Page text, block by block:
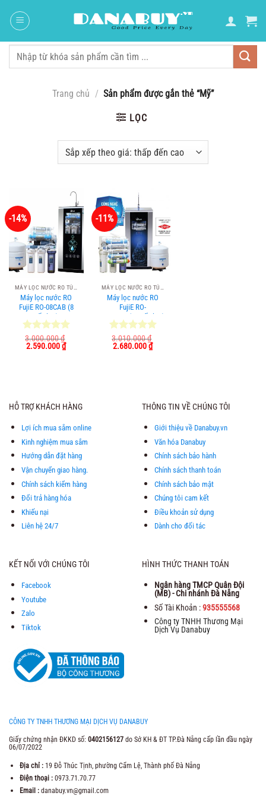
đến
dung
Tìm
Trang chủ / Sản phẩm được gắn thẻ “Mỹ”
LỌC
-14%
MÁY LỌC NƯỚC RO TỦ ĐỨNG
Máy lọc nước RO
FujiE RO-08CAB (8
cấp lọc)
Được xếp
hạng5.00
3.000.000₫
Giá
2.590.000₫Giá
hiện
-11%
MÁY LỌC NƯỚC RO TỦ ĐỨNG
Máy lọc nước RO
FujiE RO-
1000CAB(10 cấp lọc)
Được xếp
hạng5.00
3.010.000₫
Giá
2.680.000₫Giá
hiện
HỖ TRỢ KHÁCH HÀNG
Lợi ích mua sắm online
Kinh nghiệm mua sắm
Hướng dẫn đặt hàng
Vận chuyển giao hàng.
Chính sách kiểm hàng
Đổi trả hàng hóa
Khiếu nại
Liên hệ 24/7
THÔNG TIN VỀ CHÚNG TÔI
Giới thiệu về Danabuy.vn
Văn hóa Danabuy
Chính sách bảo hành
Chính sách thanh toán
Chính sách bảo mật
Chúng tôi cam kết
Điều khoản sử dụng
Dành cho đối tác
KẾT NỐI VỚI CHÚNG TÔI
Facebook
Youtube
Zalo
Tiktok
HÌNH THỨC THANH TOÁN
Ngân hàng TMCP Quân Đội
(MB) - Chi nhánh Đà Nẵng
Số Tài Khoản :935555568
Công ty TNHH Thương Mại
Dịch Vụ Danabuy
CÔNG TY TNHH THƯƠNG MẠI DỊCH VỤ DANABUY
Giấy chứng nhận ĐKKD số: 0402156127 do Sở KH & ĐT TP.Đà Nẵng cấp lần đầu ngày
06/07/2022
Địa chỉ :19 Đỗ Thúc Tịnh, phường Cẩm Lệ, Thành phố Đà Nẵng
Điện thoại :0973.71.70.77
Email : danabuy.vn@gmail.com